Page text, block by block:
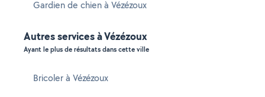
Gardien de chien à Vézézoux
Autres services à Vézézoux
Ayant le plus de résultats dans cette ville
Bricoler à Vézézoux